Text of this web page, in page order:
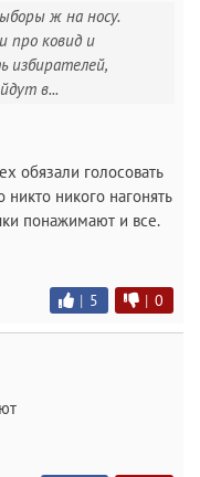
ж на носу.
про ковид и
избирателей,
в...
обязали голосовать
никто никого нагонять
понажимают и все.
| 5 | 0